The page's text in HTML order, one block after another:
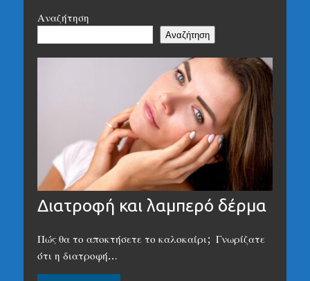
Αναζήτηση
Αναζήτηση
Διατροφή και λαμπερό δέρμα
Πώς θα το αποκτήσετε το καλοκαίρι; Γνωρίζατε
ότι η διατροφή…